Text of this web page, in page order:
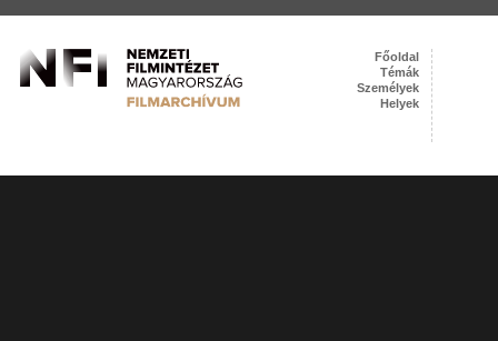
Főoldal
Témák
Személyek
Helyek